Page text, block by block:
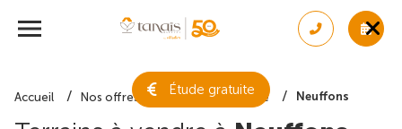
Étude gratuite
Accueil Nos offres de terrain Gironde Neuffons